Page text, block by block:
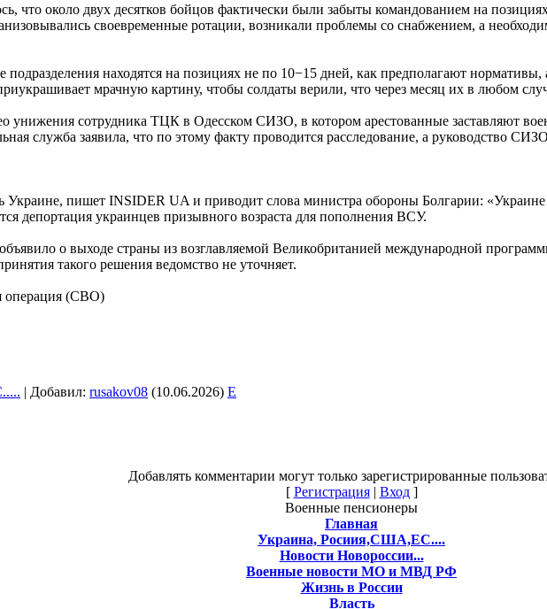
что около двух десятков бойцов фактически были забыты командованием на
своевременные ротации, возникали проблемы со снабжением, а
находятся на позициях не по 10−15 дней, как предполагают нормативы,
мрачную картину, чтобы солдаты верили, что через месяц их в любом
унижения сотрудника ТЦК в Одесском СИЗО, в котором арестованные заставляют
служба заявила, что по этому факту проводится расследование, а руководство
Украине, пишет INSIDER UA и приводит слова министра обороны Болгарии:
депортация украинцев призывного возраста для пополнения ВСУ.
о выходе страны из возглавляемой Великобританией международной
такого решения ведомство не уточняет.
операция (СВО)
| Добавил: rusakov08 (10.06.2026) E
Добавлять комментарии могут только зарегистрированные
[ Регистрация| Вход]
Военные пенсионеры
Главная
Украина, Росиия,США,ЕС....
Новости Новороссии...
Военные новости МО и МВД РФ
Жизнь в России
Власть